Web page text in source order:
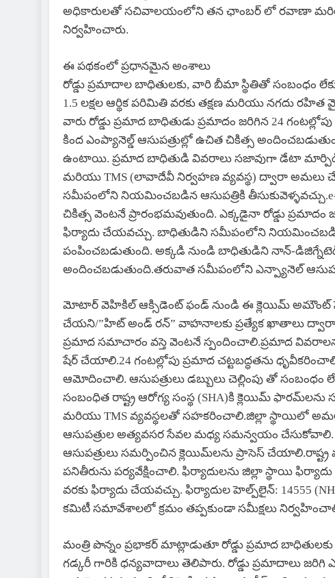
అధికారులతో సచివాలయంలోని తన ఛాంబర్ లో రవాణా మరియు
నిర్వహించారు.
ఈ పథకంలో ప్రధానమైన అంశాలు
రోడ్డు ప్రమాదాల బాధితులకు, వారి బీమా స్థితితో సంబంధం
1.5 లక్షల ఆర్థిక పరిమితి వరకు తక్షణ మరియు నగదు రహిత
వారు రోడ్డు ప్రమాద బాధితుడు ప్రమాదం జరిగిన 24
కింద ఎంప్యానెల్డ్ ఆసుపత్రుల్లో ఉచిత చికిత్స
ఉంటాయి. ప్రమాద బాధితుడి వివరాలు సజావుగా డేటా మార్పిడి
మరియు TMS (లావాదేవీ నిర్వహణ వ్యవస్థ) ద్వారా అమలు
సమీపంలోని నియమించబడిన ఆసుపత్రికి తీసుకువెళ్ళవచ్చు.e-
చికిత్స వెంటనే ప్రారంభమవుతుంది. ఎక్కడైనా రోడ్డు
ఫిర్యాదు చేయవచ్చు. బాధితుడిని సమీపంలోని నియమించబడిన
పంపించబడుతుంది. అక్కడి నుండి బాధితుడిని నాన్-
అందించబడుతుంది.తరువాత సమీపంలోని ఎన్ప్యానెల్
మోటార్ వెహికిల్ ఆక్సిడెంట్ ఫండ్ నుండి ఈ క్లెయిమ్
చేయని/”హిట్ అండ్ రన్” వాహనాలకు ప్రత్యేక ఖాతాలు ద్వారా
ప్రమాద సమాచారం వస్తె వెంటనే స్పందించాలి.ప్రమాద
షేర్ చేయాలి.24 గంటల్లోపు ప్రమాద చట్టబద్ధతను
ఆమోదించాలి. ఆసుపత్రులు డబ్బులు చెల్లింపు తో
సంబంధిత రాష్ట్ర ఆరోగ్య సంస్థ (SHA)కి క్లెయిమ్
మరియు TMS వ్యవస్థలతో సహకరించాలి.జిల్లా స్థాయిలో
ఆసుపత్రుల అత్యవసర సేవల మధ్య సమన్వయం చేసుకోవాలి.
ఆసుపత్రులు సమర్పించిన క్లెయిమ్‌లను ప్రాసెస్
పనితీరును పర్యవేక్షించాలి. ఫిర్యాదులను జిల్లా స్థాయి
వరకు ఫిర్యాదు చేయవచ్చు. ఫిర్యాదుల హెల్ప్‌లైన్: 14555
కమిటీ సమావేశాలలో క్రమం తప్పకుండా సమీక్షలు
మంత్రి పొన్నం ప్రభాకర్ మాట్లాడుతూ రోడ్డు ప్రమాద
గడ్కరీ గారికి ధన్యవాదాలు తెలిపారు. రోడ్డు ప్రమాదాలు